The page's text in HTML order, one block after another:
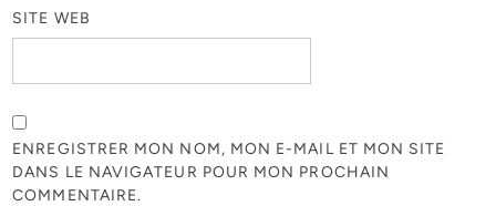
SITE WEB
ENREGISTRER MON NOM, MON E-MAIL ET MON SITE
DANS LE NAVIGATEUR POUR MON PROCHAIN
COMMENTAIRE.